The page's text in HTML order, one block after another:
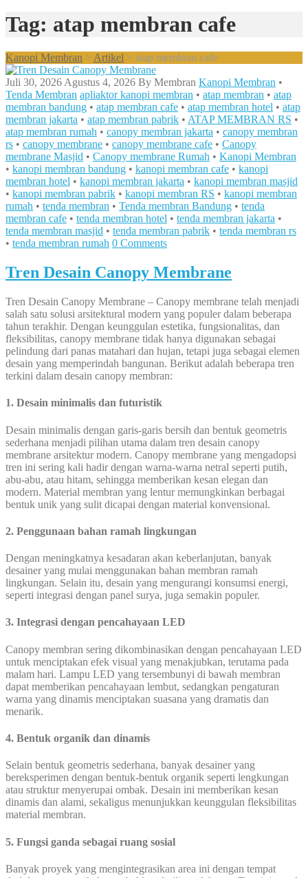
Tag: atap membran cafe
Kanopi Membran > Artikel > atap membran cafe
Juli 30, 2026 Agustus 4, 2026 By Membran Kanopi Membran •
Tenda Membran apliaktor kanopi membran • atap membran • atap
membran bandung • atap membran cafe • atap membran hotel • atap
membran jakarta • atap membran pabrik • ATAP MEMBRAN RS •
atap membran rumah • canopy membran jakarta • canopy membran
rs • canopy membrane • canopy membrane cafe • Canopy
membrane Masjid • Canopy membrane Rumah • Kanopi Membran
• kanopi membran bandung • kanopi membran cafe • kanopi
membran hotel • kanopi membran jakarta • kanopi membran masjid
• kanopi membran pabrik • kanopi membran RS • kanopi membran
rumah • tenda membran • Tenda membran Bandung • tenda
membran cafe • tenda membran hotel • tenda membran jakarta •
tenda membran masjid • tenda membran pabrik • tenda membran rs
• tenda membran rumah 0 Comments
Tren Desain Canopy Membrane
Tren Desain Canopy Membrane – Canopy membrane telah menjadi
salah satu solusi arsitektural modern yang populer dalam beberapa
tahun terakhir. Dengan keunggulan estetika, fungsionalitas, dan
fleksibilitas, canopy membrane tidak hanya digunakan sebagai
pelindung dari panas matahari dan hujan, tetapi juga sebagai elemen
desain yang memperindah bangunan. Berikut adalah beberapa tren
terkini dalam desain canopy membran:
1. Desain minimalis dan futuristik
Desain minimalis dengan garis-garis bersih dan bentuk geometris
sederhana menjadi pilihan utama dalam tren desain canopy
membrane arsitektur modern. Canopy membrane yang mengadopsi
tren ini sering kali hadir dengan warna-warna netral seperti putih,
abu-abu, atau hitam, sehingga memberikan kesan elegan dan
modern. Material membran yang lentur memungkinkan berbagai
bentuk unik yang sulit dicapai dengan material konvensional.
2. Penggunaan bahan ramah lingkungan
Dengan meningkatnya kesadaran akan keberlanjutan, banyak
desainer yang mulai menggunakan bahan membran ramah
lingkungan. Selain itu, desain yang mengurangi konsumsi energi,
seperti integrasi dengan panel surya, juga semakin populer.
3. Integrasi dengan pencahayaan LED
Canopy membran sering dikombinasikan dengan pencahayaan LED
untuk menciptakan efek visual yang menakjubkan, terutama pada
malam hari. Lampu LED yang tersembunyi di bawah membran
dapat memberikan pencahayaan lembut, sedangkan pengaturan
warna yang dinamis menciptakan suasana yang dramatis dan
menarik.
4. Bentuk organik dan dinamis
Selain bentuk geometris sederhana, banyak desainer yang
bereksperimen dengan bentuk-bentuk organik seperti lengkungan
atau struktur menyerupai ombak. Desain ini memberikan kesan
dinamis dan alami, sekaligus menunjukkan keunggulan fleksibilitas
material membran.
5. Fungsi ganda sebagai ruang sosial
Banyak proyek yang mengintegrasikan area ini dengan tempat